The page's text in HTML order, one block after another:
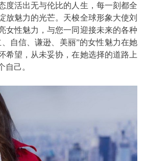
活出无与伦比的人生，每一刻都全
放魅力的光芒。天梭全球形象大使刘
女性魅力，与您一同迎接未来的各种
自信、谦逊、美丽”的女性魅力在她
希望，从未妥协，在她选择的道路上
自己。